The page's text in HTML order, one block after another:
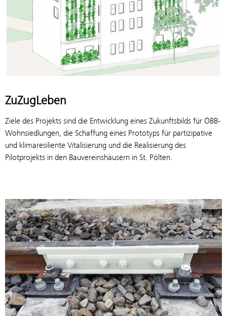
ZuZugLeben
Ziele des Projekts sind die Entwicklung eines Zukunftsbilds für ÖBB-
Wohnsiedlungen, die Schaffung eines Prototyps für partizipative
und klimaresiliente Vitalisierung und die Realisierung des
Pilotprojekts in den Bauvereinshäusern in St. Pölten.